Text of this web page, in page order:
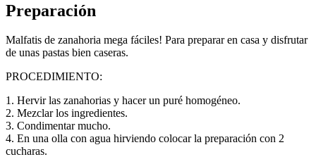
Preparación
Malfatis de zanahoria mega fáciles! Para preparar en casa y disfrutar
de unas pastas bien caseras.
PROCEDIMIENTO:
1. Hervir las zanahorias y hacer un puré homogéneo.
2. Mezclar los ingredientes.
3. Condimentar mucho.
4. En una olla con agua hirviendo colocar la preparación con 2
cucharas.